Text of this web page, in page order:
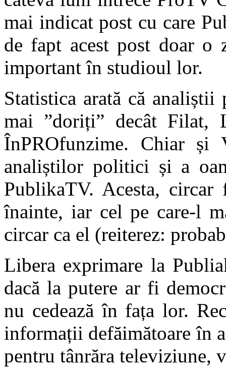
mai indicat post cu care
de fapt acest post doar o
important în studioul lor.
Statistica arată că
mai ”doriți” decât Filat,
ÎnPROfunzime. Chiar și
analiștilor politici și a
PublikaTV. Acesta,
înainte, iar cel pe care-l
circar ca el (reiterez:
Libera exprimare la
dacă la putere ar fi
nu cedează în fața lor.
informații defăimătoare în
pentru tânrăra televiziune,